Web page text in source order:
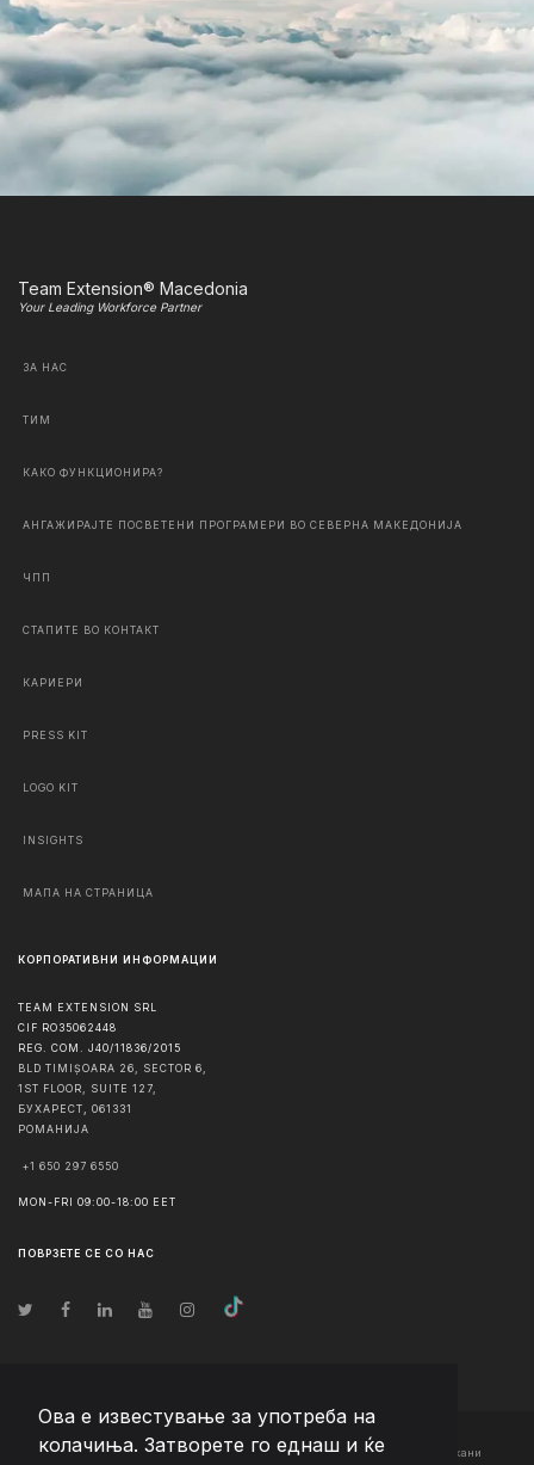
Ова е известување за употреба на
колачиња. Затворете го еднаш и ќе
Team Extension® Macedonia
Your Leading Workforce Partner
ЗА НАС
ТИМ
КАКО ФУНКЦИОНИРА?
АНГАЖИРАЈТЕ ПОСВЕТЕНИ ПРОГРАМЕРИ ВО СЕВЕРНА МАКЕДОНИЈА
ЧПП
СТАПИТЕ ВО КОНТАКТ
КАРИЕРИ
PRESS KIT
LOGO KIT
INSIGHTS
МАПА НА СТРАНИЦА
КОРПОРАТИВНИ ИНФОРМАЦИИ
TEAM EXTENSION SRL
CIF RO35062448
REG. COM. J40/11836/2015
BLD TIMIȘOARA 26, SECTOR 6,
1ST FLOOR, SUITE 127,
БУХАРЕСТ
061331
РОМАНИЈА
+1 650 297 6550
MON-FRI 09:00-18:00 EET
ПОВРЗЕТЕ СЕ СО НАС
© Авторско право2026 Team Extension Macedonia - Сите права задржани